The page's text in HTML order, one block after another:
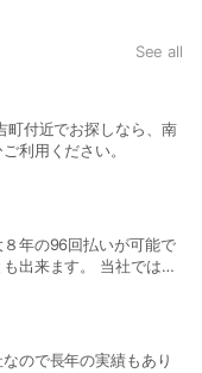
See all
町付近でお探しなら、南
利用ください。
年の96回払いが可能で
出来ます。 当社ではお
ので長年の実績もあり